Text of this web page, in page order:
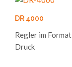
DR 4000
Regler im
Druck